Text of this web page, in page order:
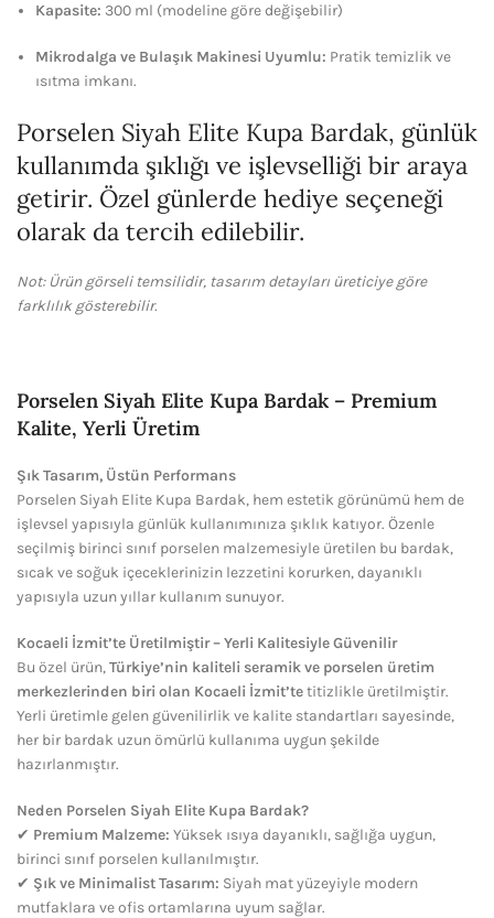
Kapasite: 300 ml (modeline göre değişebilir)
Mikrodalga ve Bulaşık Makinesi Uyumlu: Pratik temizlik ve
ısıtma imkanı.
Porselen Siyah Elite Kupa Bardak, günlük
kullanımda şıklığı ve işlevselliği bir araya
getirir. Özel günlerde hediye seçeneği
olarak da tercih edilebilir.
Not: Ürün görseli temsilidir, tasarım detayları üreticiye göre
farklılık gösterebilir.
Porselen Siyah Elite Kupa Bardak – Premium
Kalite, Yerli Üretim
Şık Tasarım, Üstün Performans
Porselen Siyah Elite Kupa Bardak, hem estetik görünümü hem de
işlevsel yapısıyla günlük kullanımınıza şıklık katıyor. Özenle
seçilmiş birinci sınıf porselen malzemesiyle üretilen bu bardak,
sıcak ve soğuk içeceklerinizin lezzetini korurken, dayanıklı
yapısıyla uzun yıllar kullanım sunuyor.
Kocaeli İzmit’te Üretilmiştir – Yerli Kalitesiyle Güvenilir
Bu özel ürün,Türkiye’nin kaliteli seramik ve porselen üretim
merkezlerinden biri olan Kocaeli İzmit’tetitizlikle üretilmiştir.
Yerli üretimle gelen güvenilirlik ve kalite standartları sayesinde,
her bir bardak uzun ömürlü kullanıma uygun şekilde
hazırlanmıştır.
Neden Porselen Siyah Elite Kupa Bardak?
✔ Premium Malzeme: Yüksek ısıya dayanıklı, sağlığa uygun,
birinci sınıf porselen kullanılmıştır.
✔ Şık ve Minimalist Tasarım: Siyah mat yüzeyiyle modern
mutfaklara ve ofis ortamlarına uyum sağlar.